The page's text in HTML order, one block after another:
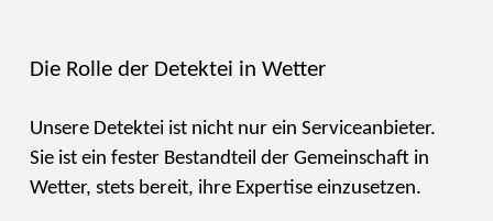
Die Rolle der Detektei in Wetter
Unsere Detektei ist nicht nur ein Serviceanbieter.
Sie ist ein fester Bestandteil der Gemeinschaft in
Wetter, stets bereit, ihre Expertise einzusetzen.